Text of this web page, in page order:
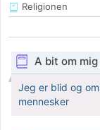
Religionen
A bit om mig
Jeg er blid og
mennesker